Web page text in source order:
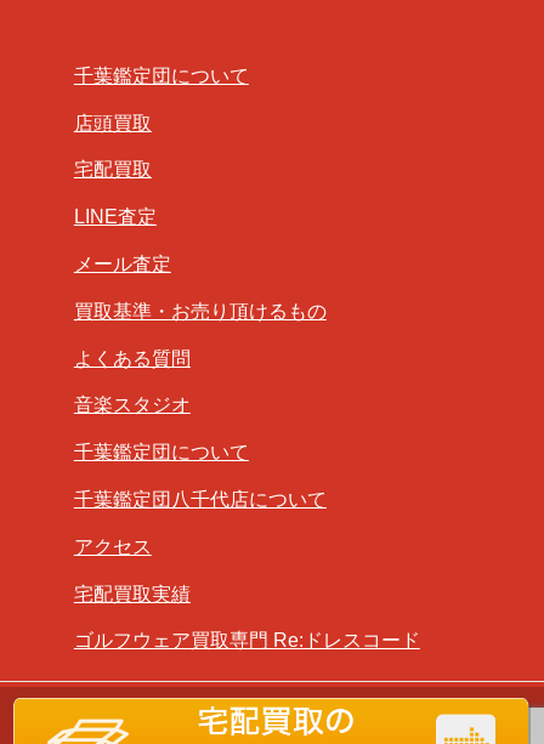
千葉鑑定団について
店頭買取
宅配買取
LINE査定
メール査定
買取基準・お売り頂けるもの
よくある質問
音楽スタジオ
千葉鑑定団について
千葉鑑定団八千代店について
アクセス
宅配買取実績
ゴルフウェア買取専門 Re:ドレスコード
Copyright © 千葉鑑定団八千代店All Rights Reserved.